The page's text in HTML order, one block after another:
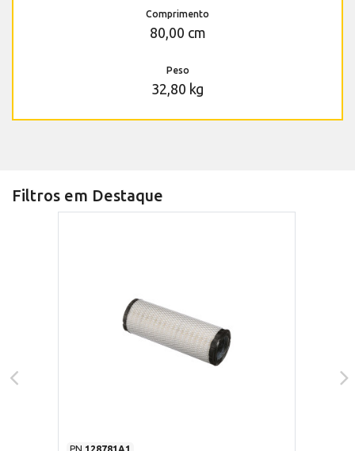
Comprimento
80,00 cm
Peso
32,80 kg
Filtros em Destaque